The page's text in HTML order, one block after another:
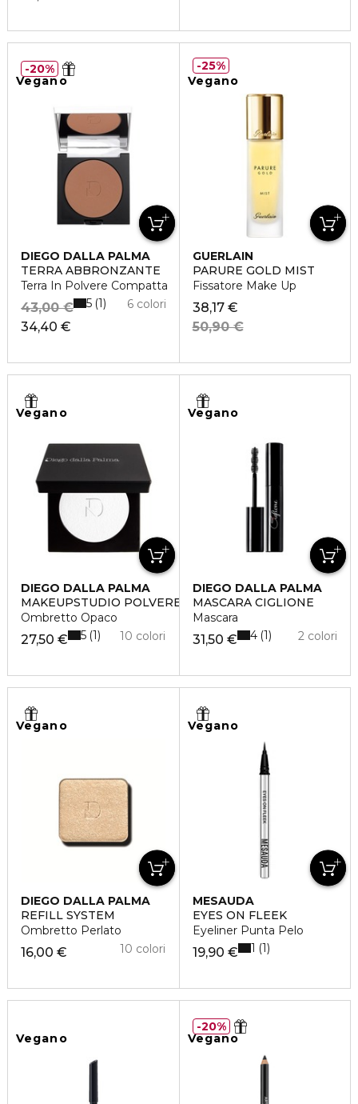
Vegano
DIEGO DALLA PALMA
TERRA ABBRONZANTE
Terra In Polvere Compatta
34,40 €
43,00 € 6 colori
5 1
20%
Vegano
GUERLAIN
PARURE GOLD MIST
Fissatore Make Up
38,17 €
50,90 €
25%
Vegano
DIEGO DALLA PALMA
MAKEUPSTUDIO POLVERE COMPATTA PER OCCHI
Ombretto Opaco
27,50 € 10 colori
5 1
Vegano
DIEGO DALLA PALMA
MASCARA CIGLIONE
Mascara
31,50 € 2 colori
4 1
Vegano
DIEGO DALLA PALMA
REFILL SYSTEM
Ombretto Perlato
16,00 € 10 colori
Vegano
MESAUDA
EYES ON FLEEK
Eyeliner Punta Pelo
19,90 € 1 1
Vegano Vegano
20%